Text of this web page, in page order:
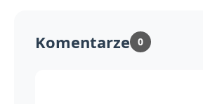
Komentarze 0